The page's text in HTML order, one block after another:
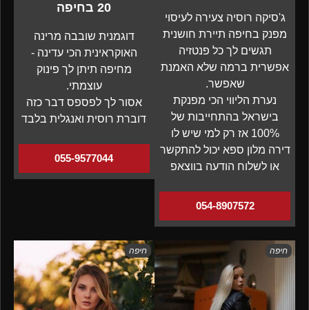
ג'סיקה רוסיה צעירה לעיסוי
מפנק בחיפה תיירת חושנית
תגשים לך כל פנטזיה
אפשרית ברמה שלא האמנת
שאפשר.
נערת הליווי הכי מפנקת
בישראל בהתחייבות של
100% אז רק למי שיש לו
דירה מלון ספא יכול להתקשר
או לשלוח הודעה בווצאפ
054-8907572
20 בחיפה
דוגמנית שובבה מרינה
האוקראינית הכי עדינה -
מחיפה תיתן לך פינוק
עוצמתי.
אסור לך לפספס דבר כזה
דוברת רוסית ואנגלית בלבד
055-9577044
חיפה חיפה